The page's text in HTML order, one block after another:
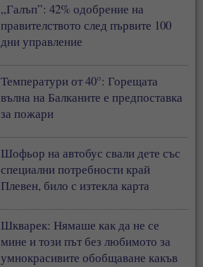
„Галъп”: 42% одобрение на
правителството след първите 100
дни управление
Температури от 40°: Горещата
вълна на Балканите е предпоставка
за пожари
Шофьор на автобус свали дете със
специални потребности край
Плевен, било с изтекла карта
Шкварек: Нямаше как да не се
мине и този път без любимото за
умнокрасивите обобщаване какъв